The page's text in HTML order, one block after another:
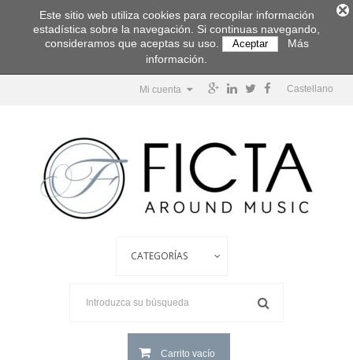
Castellano
Mi cuenta
Carrito vacío
Este sitio web utiliza cookies para recopilar información
estadística sobre la navegación. Si continuas navegando,
consideramos que aceptas su uso.
Aceptar
Más
información.